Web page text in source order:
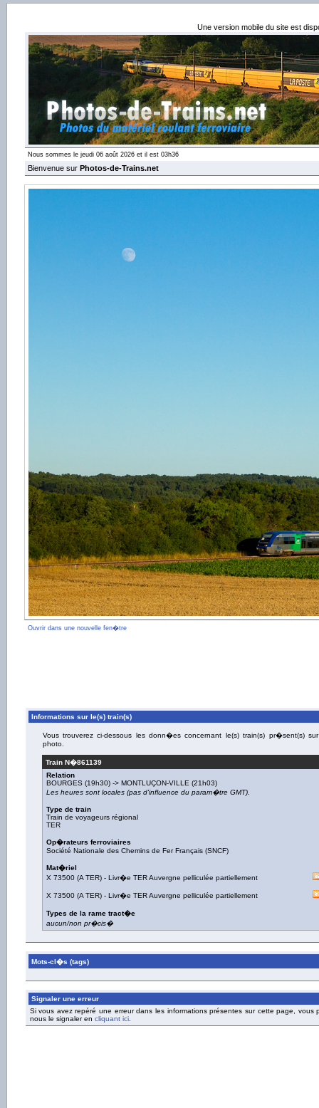
Une version mobile du site est
Nous sommes le jeudi 06 août 2026 et il est 03h36
Bienvenue sur Photos-de-Trains.net
Ouvrir dans une nouvelle fen�tre
Informations sur le(s) train(s)
Vous trouverez ci-dessous les donn�es concernant le(s) train(s) pr�sent(s)
photo.
Train N�861139
Relation
BOURGES (19h30) -> MONTLUÇON-VILLE (21h03)
Les heures sont locales (pas d'influence du param�tre GMT).
Type de train
Train de voyageurs régional
TER
Op�rateurs ferroviaires
Société Nationale des Chemins de Fer Français (SNCF)
Mat�riel
X 73500 (A TER) - Livr�e TER Auvergne pelliculée partiellement
X 73500 (A TER) - Livr�e TER Auvergne pelliculée partiellement
Types de la rame tract�e
aucun/non pr�cis�
Mots-cl�s (tags)
Signaler une erreur
Si vous avez repéré une erreur dans les informations présentes sur cette page, vous
nous le signaler en cliquant ici.